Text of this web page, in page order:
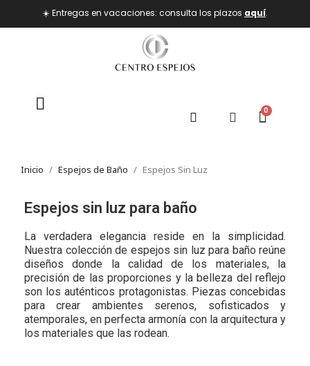
☀️ Entregas en vacaciones: consulta los plazos aquí.
Inicio Espejos de Baño Espejos Sin Luz
Espejos sin luz para baño
La verdadera elegancia reside en la simplicidad.
Nuestra colección de espejos sin luz para baño reúne
diseños donde la calidad de los materiales, la
precisión de las proporciones y la belleza del reflejo
son los auténticos protagonistas. Piezas concebidas
para crear ambientes serenos, sofisticados y
atemporales, en perfecta armonía con la arquitectura y
los materiales que las rodean.